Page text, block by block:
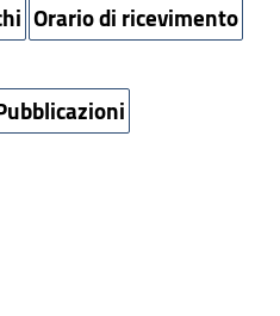
Orario di ricevimento